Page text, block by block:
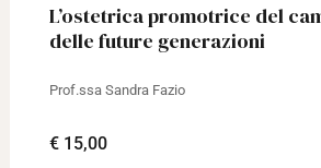
L’ostetrica promotrice del
delle future generazioni
Prof.ssa Sandra Fazio
€ 15,00